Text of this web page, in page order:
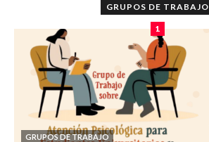
GRUPOS DE TRABAJO
1
GRUPOS DE TRABAJO